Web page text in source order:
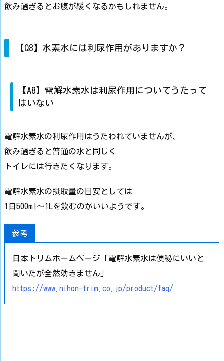
飲み過ぎるとお腹が緩くなるかもしれません。
【Q8】水素水には利尿作用がありますか？
【A8】電解水素水は利尿作用についてうたって
はいない
電解水素水の利尿作用はうたわれていませんが、
飲み過ぎると普通の水と同じく
トイレには行きたくなります。
電解水素水の摂取量の目安としては
1日500ml～1Lを飲むのがいいようです。
参考
日本トリムホームページ「電解水素水は便秘にいいと
聞いたが全然効きません」
https://www.nihon-trim.co.jp/product/faq/